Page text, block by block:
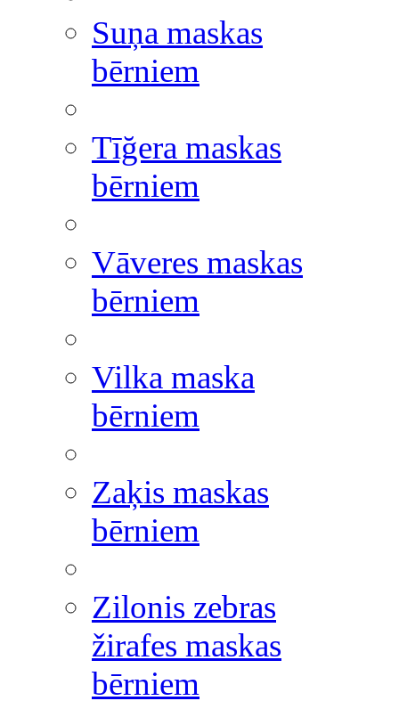
Suņa maskas
bērniem
Tīğera maskas
bērniem
Vāveres maskas
bērniem
Vilka maska
bērniem
Zaķis maskas
bērniem
Zilonis zebras
žirafes maskas
bērniem